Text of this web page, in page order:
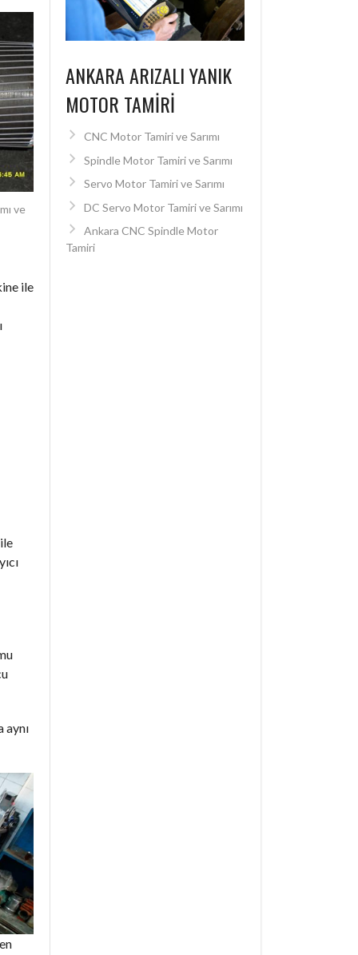
ve
ile
ANKARA ARIZALI YANIK
MOTOR TAMIRI
CNC Motor Tamiri ve Sarımı
Spindle Motor Tamiri ve Sarımı
Servo Motor Tamiri ve Sarımı
DC Servo Motor Tamiri ve Sarımı
Ankara CNC Spindle Motor
Tamiri